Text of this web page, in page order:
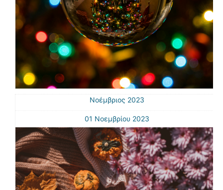
Νοέμβριος 2023
01 Νοεμβρίου 2023